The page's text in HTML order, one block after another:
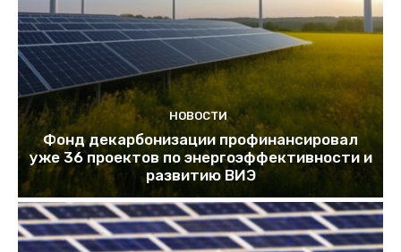
НОВОСТИ
Фонд декарбонизации профинансировал
уже 36 проектов по энергоэффективности и
развитию ВИЭ